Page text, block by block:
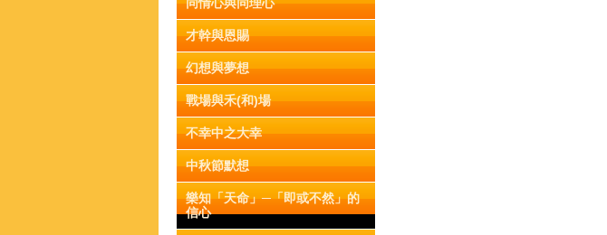
才幹與恩賜
幻想與夢想
戰場與禾(和)場
不幸中之大幸
中秋節默想
樂知「天命」─「即或不然」的
信心